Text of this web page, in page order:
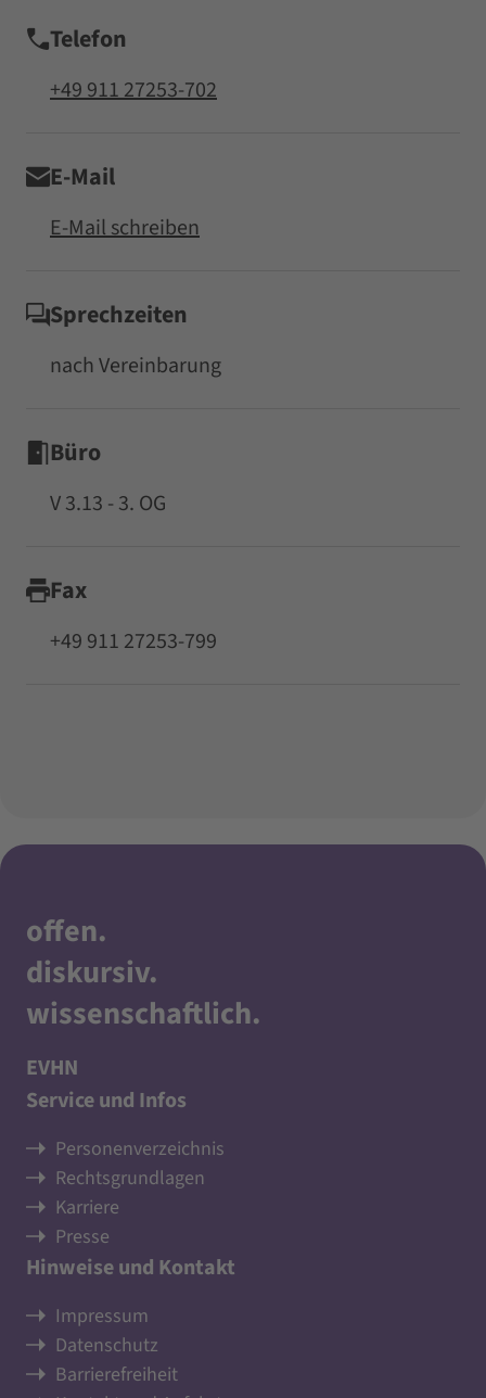
Telefon
+49 911 27253-702
E-Mail
E-Mail schreiben
Sprechzeiten
nach Vereinbarung
Büro
V 3.13 - 3. OG
Fax
+49 911 27253-799
offen.
diskursiv.
wissenschaftlich.
EVHN
Service und Infos
Personenverzeichnis
Rechtsgrundlagen
Karriere
Presse
Hinweise und Kontakt
Impressum
Datenschutz
Barrierefreiheit